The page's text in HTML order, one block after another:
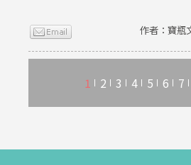
作者：寶瓶
1 2 3 4 5 6 7